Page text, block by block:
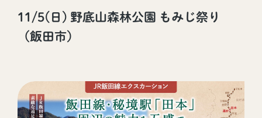
11/5(日) 野底山森林公園 もみじ祭り
（飯田市）